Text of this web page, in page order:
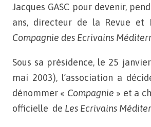
Jacques GASC pour devenir,
ans, directeur de la Revue et
Compagnie des Ecrivains
Sous sa présidence, le 25
mai 2003), l’association a
dénommer « Compagnie » et a
officielle de Les Ecrivains